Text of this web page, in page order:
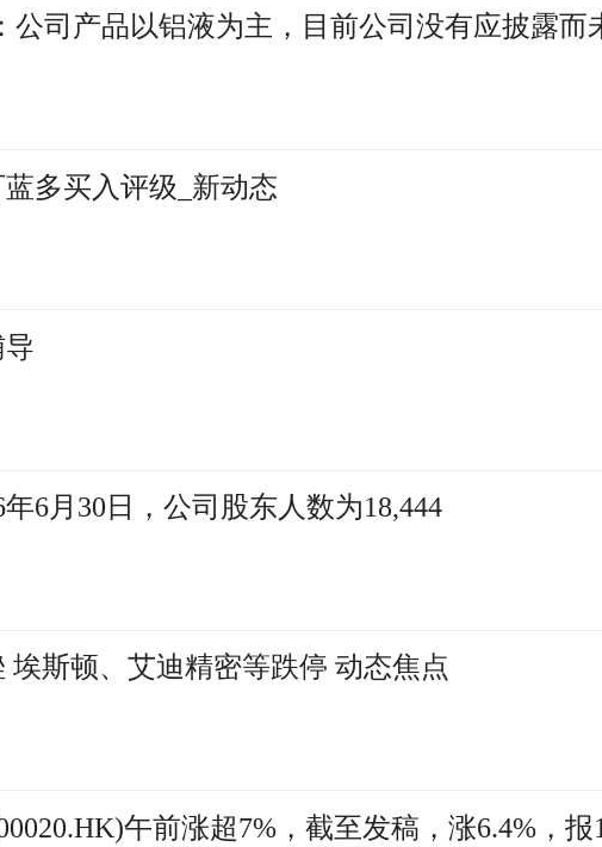
公司产品以铝液为主，目前公司没有应披露而
多买入评级_新动态
6月30日，公司股东人数为18,444
埃斯顿、艾迪精密等跌停 动态焦点
午前涨超7%，截至发稿，涨6.4%，报